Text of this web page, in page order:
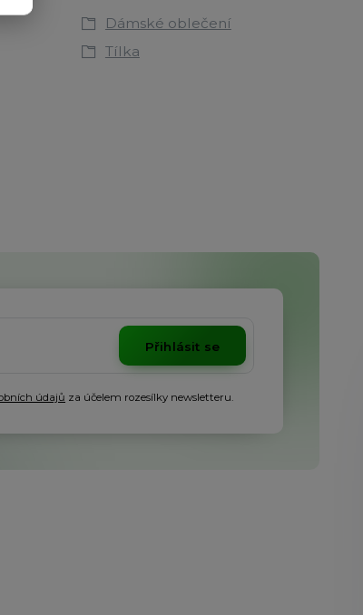
Dámské oblečení
Tílka
Přihlásit se
údajů za účelem rozesílky newsletteru.